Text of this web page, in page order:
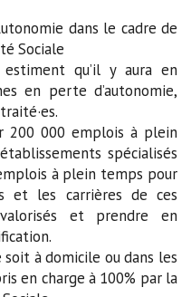
dans le cadre de
Sociale
qu’il y aura en
en perte d’autonomie,
200 000 emplois à plein
spécialisés
à plein temps pour
et les carrières de ces
et prendre en
soit à domicile ou dans les
en charge à 100% par la